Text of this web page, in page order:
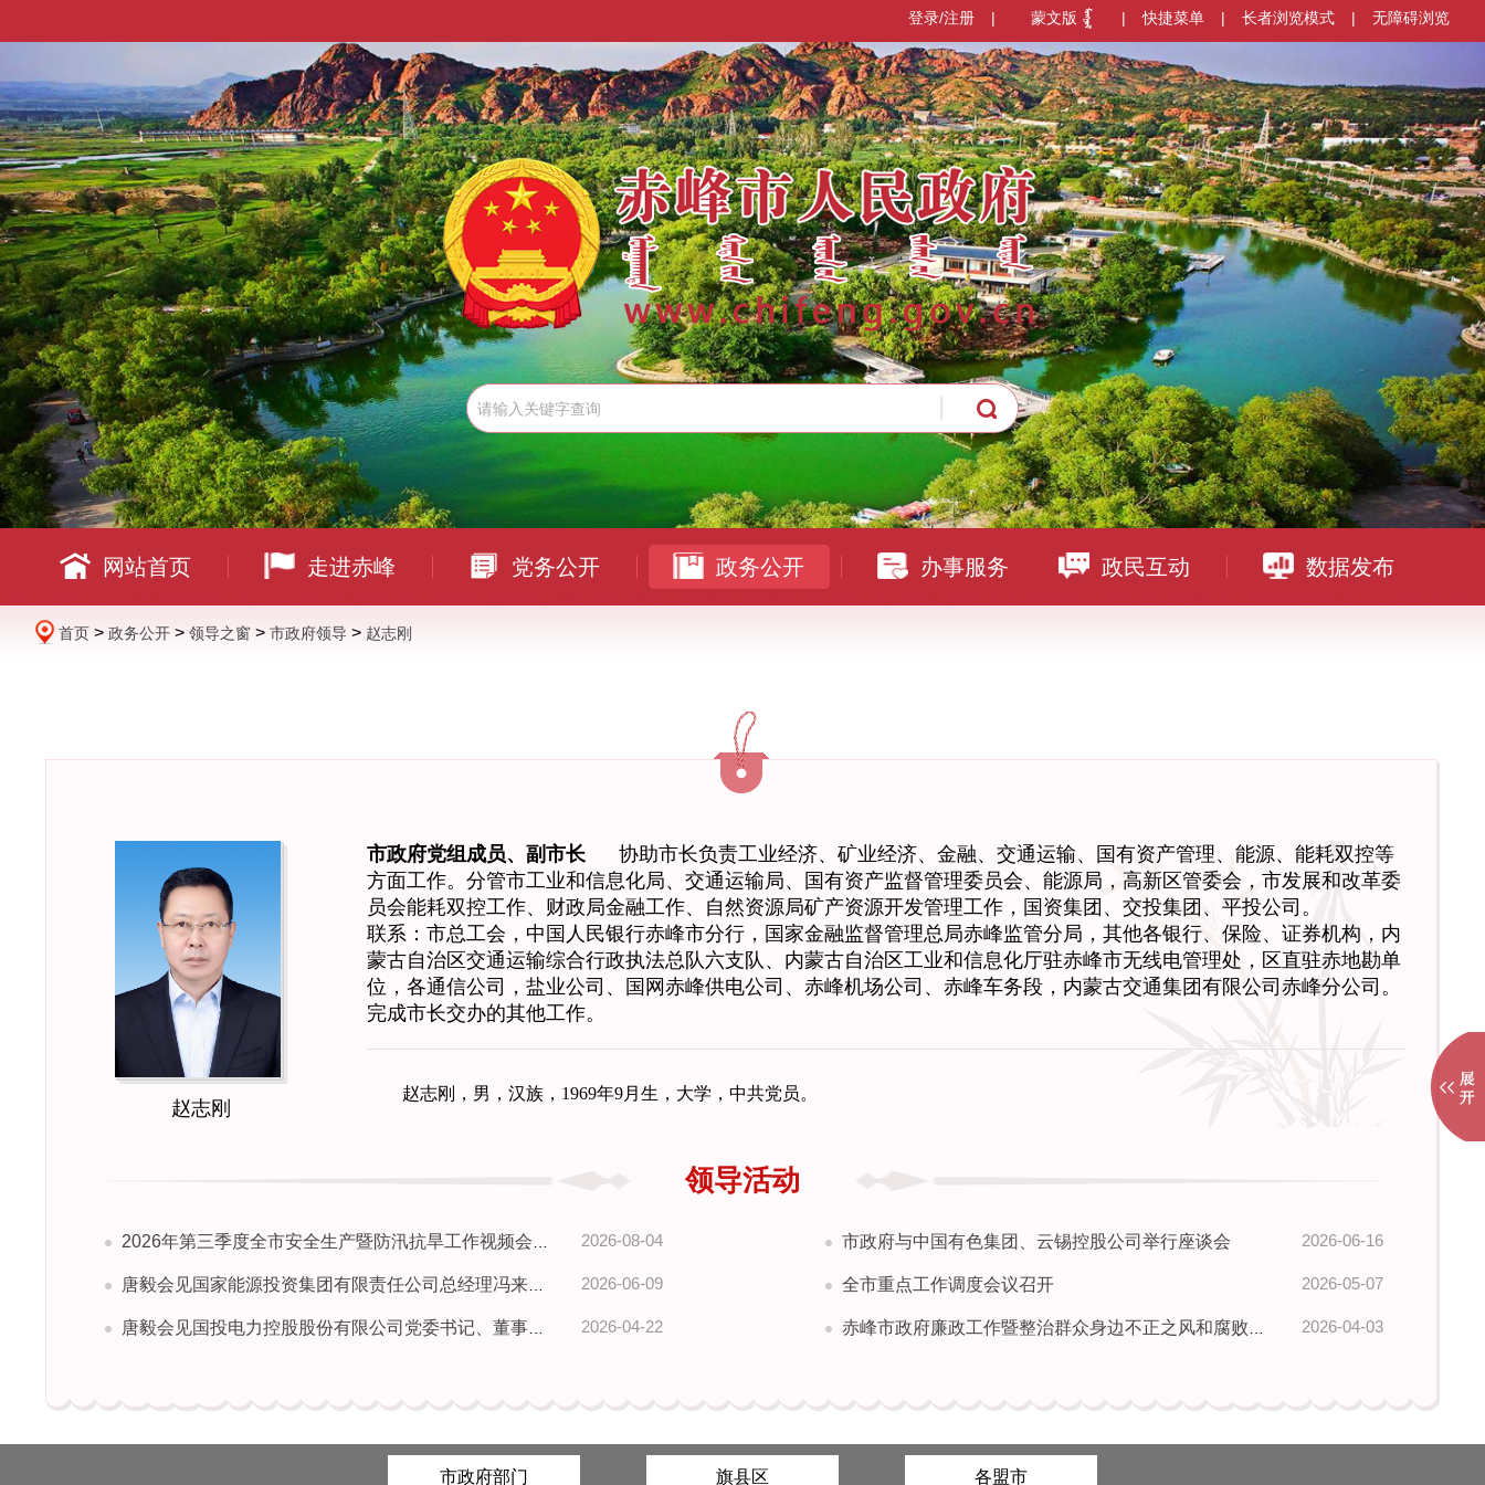
无障碍浏览
|
长者浏览模式
|
快捷菜单
|
蒙文版
|
登录/注册
网站首页 走进赤峰 党务公开 政务公开 办事服务 政民互动 数据发布
首页 > 政务公开 > 领导之窗 > 市政府领导 > 赵志刚
赵志刚
市政府党组成员、副市长
协助市长负责工业经济、矿业经济、金融、交通运输、国有资产管理、能源、能耗双控等
方面工作。分管市工业和信息化局、交通运输局、国有资产监督管理委员会、能源局，高新区管委会，市发展和改革委
员会能耗双控工作、财政局金融工作、自然资源局矿产资源开发管理工作，国资集团、交投集团、平投公司。
联系：市总工会，中国人民银行赤峰市分行，国家金融监督管理总局赤峰监管分局，其他各银行、保险、证券机构，内
蒙古自治区交通运输综合行政执法总队六支队、内蒙古自治区工业和信息化厅驻赤峰市无线电管理处，区直驻赤地勘单
位，各通信公司，盐业公司、国网赤峰供电公司、赤峰机场公司、赤峰车务段，内蒙古交通集团有限公司赤峰分公司。
完成市长交办的其他工作。
赵志刚，男， 汉族，1969年9月生，大学，中共党员。
领导活动
2026-08-04
2026年第三季度全市安全生产暨防汛抗旱工作视频会议召开 2026-06-16
市政府与中国有色集团、云锡控股公司举行座谈会
2026-06-09
唐毅会见国家能源投资集团有限责任公司总经理冯来法一行 2026-05-07
全市重点工作调度会议召开
2026-04-22
唐毅会见国投电力控股股份有限公司党委书记、董事长郭绪元一行 2026-04-03
赤峰市政府廉政工作暨整治群众身边不正之风和腐败问题工作推进会议召开
市政府部门 旗县区 各盟市